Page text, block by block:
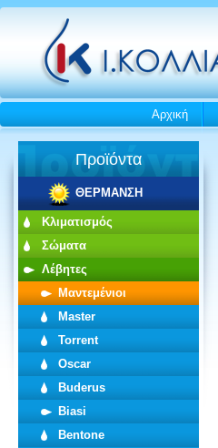
Αρχική
Προϊόντα
ΘΕΡΜΑΝΣΗ
Κλιματισμός
Σώματα
Λέβητες
Μαντεμένιοι
Master
Torrent
Oscar
Buderus
Biasi
Bentone